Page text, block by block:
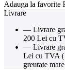
Adauga la favorite
Livrare
— Livrare
200 Lei cu
— Livrare
Lei cu TVA (
greutate